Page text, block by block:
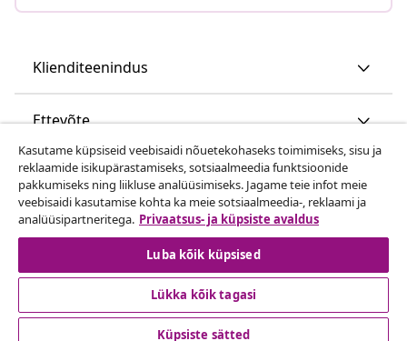
Klienditeenindus
Ettevõte
vidaXL
Vaata rohkem
Kasutame küpsiseid veebisaidi nõuetekohaseks toimimiseks, sisu ja
reklaamide isikupärastamiseks, sotsiaalmeedia funktsioonide
pakkumiseks ning liikluse analüüsimiseks. Jagame teie infot meie
veebisaidi kasutamise kohta ka meie sotsiaalmeedia-, reklaami ja
analüüsipartneritega. Privaatsus- ja küpsiste avaldus
Luba kõik küpsised
Lükka kõik tagasi
Küpsiste sätted